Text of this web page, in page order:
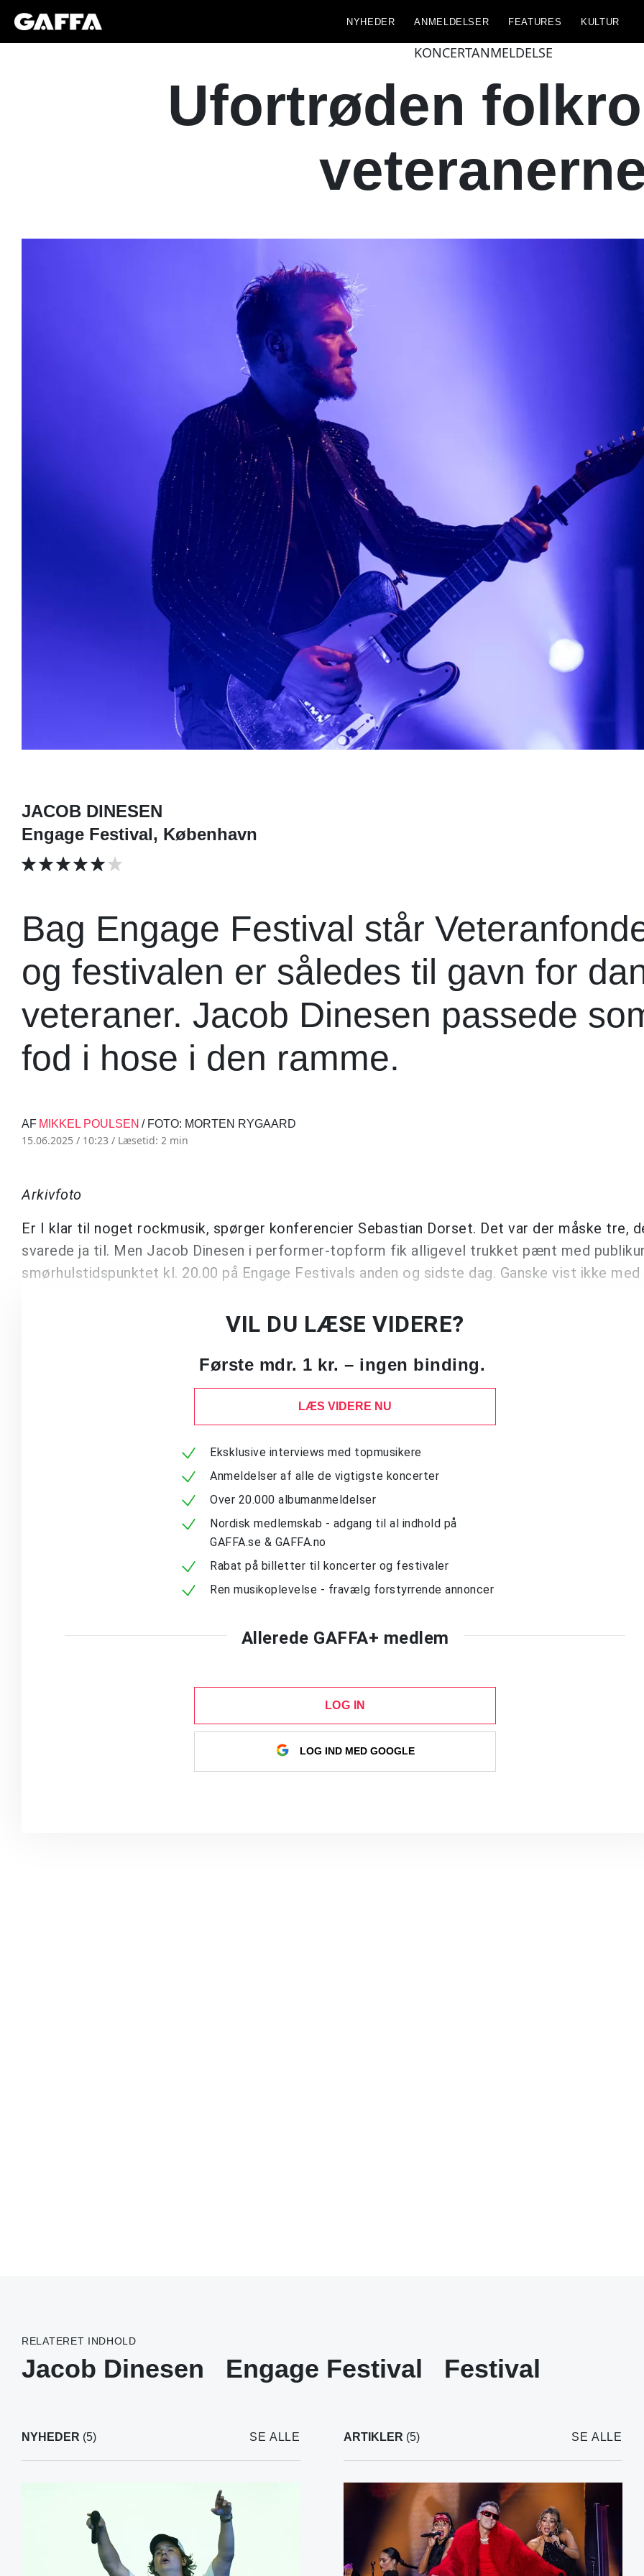
NYHEDER ANMELDELSER FEATURES KULTUR
KONCERTANMELDELSE
Ufortrøden
JACOB DINESEN
Engage Festival, København
Bag Engage Festival står
og festivalen er således til gavn for
veteraner. Jacob Dinesen passede
fod i hose i den ramme.
AF MIKKEL POULSEN / FOTO: MORTEN RYGAARD
15.06.2025 / 10:23 / Læsetid: 2 min
Arkivfoto
Er I klar til noget rockmusik, spørger konferencier Sebastian Dorset. Det var der måske tre,
svarede ja til. Men Jacob Dinesen i performer-topform fik alligevel trukket pænt med
smørhulstidspunktet kl. 20.00 på Engage Festivals anden og sidste dag. Ganske vist ikke
VIL DU LÆSE VIDERE?
Første mdr. 1 kr. – ingen binding.
LÆS VIDERE NU
Eksklusive interviews med topmusikere
Anmeldelser af alle de vigtigste koncerter
Over 20.000 albumanmeldelser
Nordisk medlemskab - adgang til al indhold på
GAFFA.se & GAFFA.no
Rabat på billetter til koncerter og festivaler
Ren musikoplevelse - fravælg forstyrrende annoncer
Allerede GAFFA+ medlem
LOG IN
LOG IND MED GOOGLE
RELATERET INDHOLD
Jacob Dinesen Engage Festival Festival
NYHEDER (5) SE ALLE ARTIKLER (5) SE ALLE